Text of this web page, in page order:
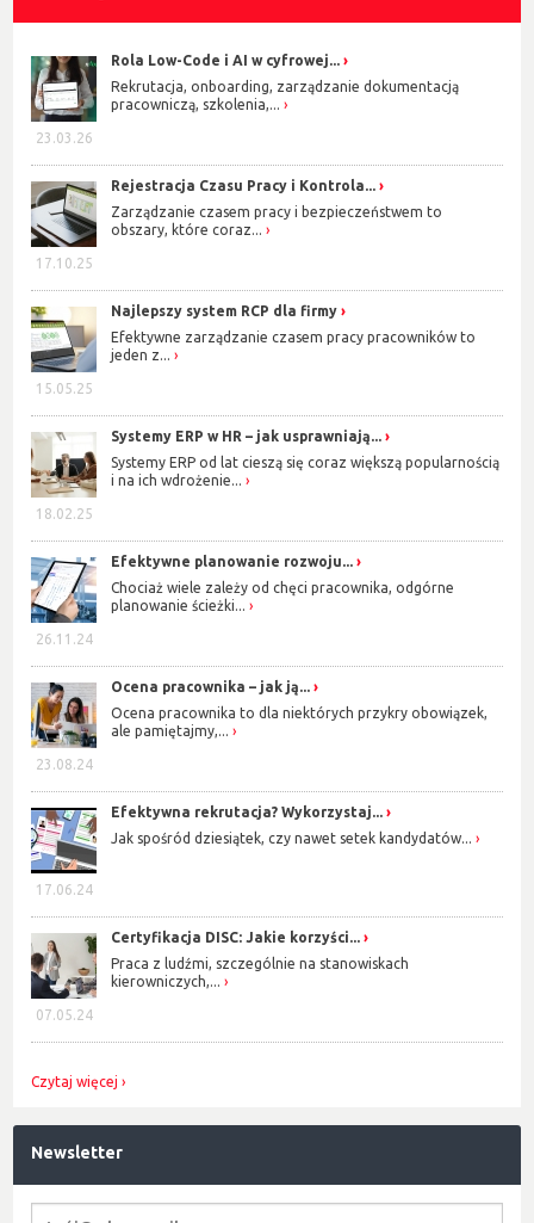
23.03.26
Rola Low-Code i AI w cyfrowej...
Rekrutacja, onboarding, zarządzanie dokumentacją
pracowniczą, szkolenia,...
17.10.25
Rejestracja Czasu Pracy i Kontrola...
Zarządzanie czasem pracy i bezpieczeństwem to
obszary, które coraz...
15.05.25
Najlepszy system RCP dla firmy
Efektywne zarządzanie czasem pracy pracowników to
jeden z...
18.02.25
Systemy ERP w HR – jak usprawniają...
Systemy ERP od lat cieszą się coraz większą popularnością
i na ich wdrożenie...
26.11.24
Efektywne planowanie rozwoju...
Chociaż wiele zależy od chęci pracownika, odgórne
planowanie ścieżki...
23.08.24
Ocena pracownika – jak ją...
Ocena pracownika to dla niektórych przykry obowiązek,
ale pamiętajmy,...
17.06.24
Efektywna rekrutacja? Wykorzystaj...
Jak spośród dziesiątek, czy nawet setek kandydatów...
07.05.24
Certyfikacja DISC: Jakie korzyści...
Praca z ludźmi, szczególnie na stanowiskach
kierowniczych,...
Czytaj więcej
Newsletter